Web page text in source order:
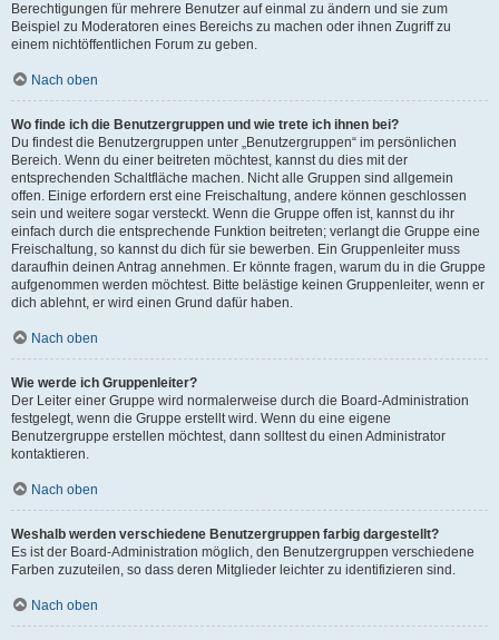
Berechtigungen für mehrere Benutzer auf einmal zu ändern und sie zum
Beispiel zu Moderatoren eines Bereichs zu machen oder ihnen Zugriff zu
einem nichtöffentlichen Forum zu geben.
Nach oben
Wo finde ich die Benutzergruppen und wie trete ich ihnen bei?
Du findest die Benutzergruppen unter „Benutzergruppen“ im persönlichen
Bereich. Wenn du einer beitreten möchtest, kannst du dies mit der
entsprechenden Schaltfläche machen. Nicht alle Gruppen sind allgemein
offen. Einige erfordern erst eine Freischaltung, andere können geschlossen
sein und weitere sogar versteckt. Wenn die Gruppe offen ist, kannst du ihr
einfach durch die entsprechende Funktion beitreten; verlangt die Gruppe eine
Freischaltung, so kannst du dich für sie bewerben. Ein Gruppenleiter muss
daraufhin deinen Antrag annehmen. Er könnte fragen, warum du in die Gruppe
aufgenommen werden möchtest. Bitte belästige keinen Gruppenleiter, wenn er
dich ablehnt, er wird einen Grund dafür haben.
Nach oben
Wie werde ich Gruppenleiter?
Der Leiter einer Gruppe wird normalerweise durch die Board-Administration
festgelegt, wenn die Gruppe erstellt wird. Wenn du eine eigene
Benutzergruppe erstellen möchtest, dann solltest du einen Administrator
kontaktieren.
Nach oben
Weshalb werden verschiedene Benutzergruppen farbig dargestellt?
Es ist der Board-Administration möglich, den Benutzergruppen verschiedene
Farben zuzuteilen, so dass deren Mitglieder leichter zu identifizieren sind.
Nach oben